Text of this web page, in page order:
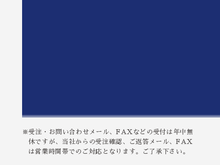
※受注・お問い合わせメール、FAXなどの受付は年中無
休ですが、当社からの受注確認、ご返答メール、FAX
は営業時間帯でのご対応となります。ご了承下さい。